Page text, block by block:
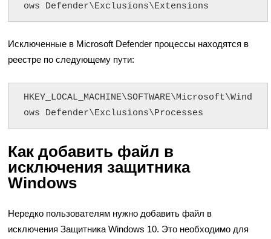
ows Defender\Exclusions\Extensions
Исключенные в Microsoft Defender процессы находятся в
реестре по следующему пути:
HKEY_LOCAL_MACHINE\SOFTWARE\Microsoft\Wind
ows Defender\Exclusions\Processes
Как добавить файл в
исключения защитника
Windows
Нередко пользователям нужно добавить файл в
исключения Защитника Windows 10. Это необходимо для